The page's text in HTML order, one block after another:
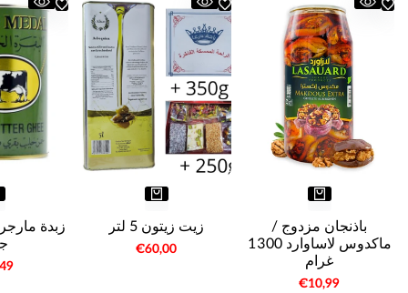
باذنجان مزدوج /
ماكدوس لاساوارد 1300
غرام
سعر
€10,99
زيت زيتون 5 لتر
سعر
€60,00